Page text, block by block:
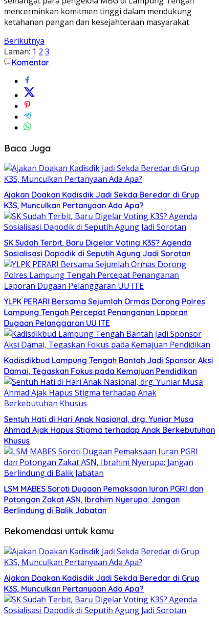
mencerminkan komitmen tinggi dalam mendukung
ketahanan pangan dan kesejahteraan masyarakat.
Berikutnya
Laman: 1 2 3
Komentar
Baca Juga
Ajakan Doakan Kadisdik Jadi Sekda Beredar di Grup
K3S, Munculkan Pertanyaan Ada Apa?
SK Sudah Terbit, Baru Digelar Voting K3S? Agenda
Sosialisasi Dapodik di Seputih Agung Jadi Sorotan
YLPK PERARI Bersama Sejumlah Ormas Dorong Polres
Lampung Tengah Percepat Penanganan Laporan
Dugaan Pelanggaran UU ITE
Kadisdikbud Lampung Tengah Bantah Jadi Sponsor Aksi
Damai, Tegaskan Fokus pada Kemajuan Pendidikan
Sentuh Hati di Hari Anak Nasional, drg. Yuniar Musa
Ahmad Ajak Hapus Stigma terhadap Anak Berkebutuhan
Khusus
LSM MABES Soroti Dugaan Pemaksaan Iuran PGRI dan
Potongan Zakat ASN, Ibrahim Nyerupa: Jangan
Berlindung di Balik Jabatan
Rekomendasi untuk kamu
Ajakan Doakan Kadisdik Jadi Sekda Beredar di Grup
K3S, Munculkan Pertanyaan Ada Apa?